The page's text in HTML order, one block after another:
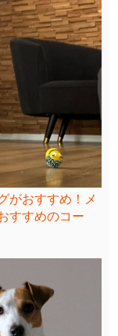
がおすすめ！メ
すすめのコー